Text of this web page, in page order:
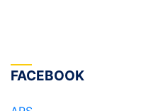
FACEBOOK